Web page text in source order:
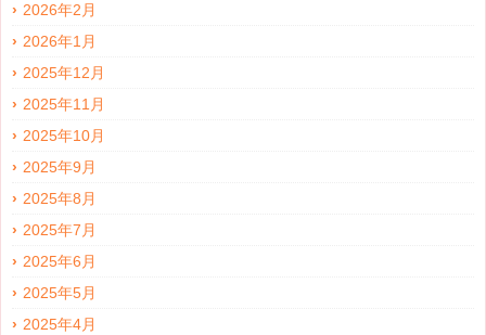
2026年2月
2026年1月
2025年12月
2025年11月
2025年10月
2025年9月
2025年8月
2025年7月
2025年6月
2025年5月
2025年4月